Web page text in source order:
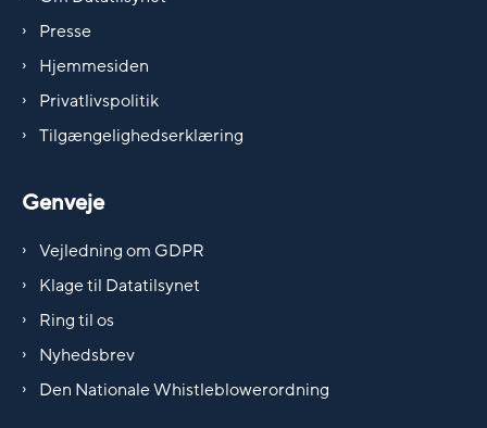
Presse
Hjemmesiden
Privatlivspolitik
Tilgængelighedserklæring
Genveje
Vejledning om GDPR
Klage til Datatilsynet
Ring til os
Nyhedsbrev
Den Nationale Whistleblowerordning